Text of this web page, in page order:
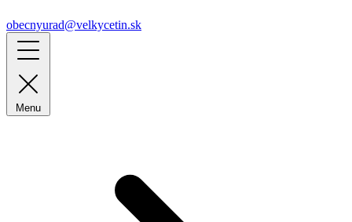
obecnyurad@velkycetin.sk
Menu